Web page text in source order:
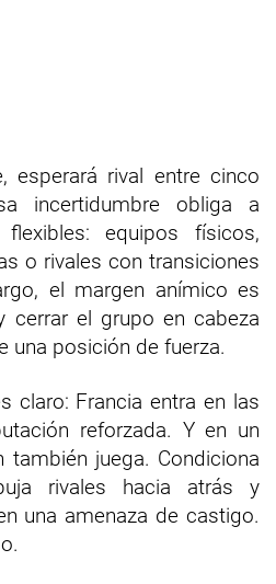
esperará rival entre cinco
incertidumbre obliga a
flexibles: equipos físicos,
o rivales con transiciones
el margen anímico es
cerrar el grupo en cabeza
una posición de fuerza.
claro: Francia entra en las
reforzada. Y en un
también juega. Condiciona
rivales hacia atrás y
una amenaza de castigo.